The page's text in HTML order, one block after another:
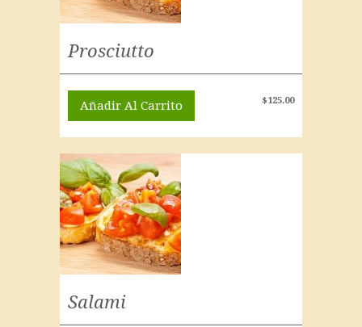
Prosciutto
$125.00
Añadir Al Carrito
Salami